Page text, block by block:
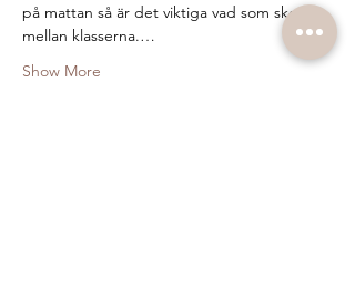
på mattan så är det viktiga vad som sker
mellan klasserna.…
Show More